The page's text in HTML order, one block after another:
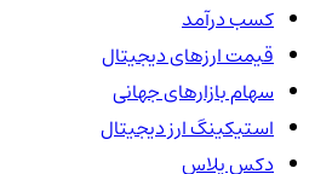
کسب درآمد
قیمت ارزهای دیجیتال
سهام بازارهای جهانی
استیکینگ ارز دیجیتال
دکس پلاس